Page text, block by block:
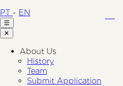
PT - EN
☰
✕
About Us
History
Team
Submit Application